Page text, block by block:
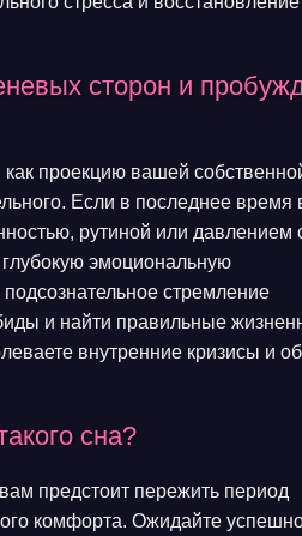
сторон и
проекцию вашей
Если в последнее время
рутиной или давлением
эмоциональную
стремление
и найти правильные
внутренние кризисы и
сна?
предстоит пережить период
комфорта. Ожидайте